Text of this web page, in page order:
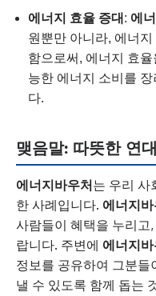
에너지 효율 증대 : 에
원뿐만 아니라, 에너
함으로써, 에너지 효
능한 에너지 소비를
다.
맺음말: 따뜻한 연
에너지바우처는 우리 사
한 사례입니다. 에너지바
사람들이 혜택을 누리고
랍니다. 주변에 에너지바
정보를 공유하여 그분들
낼 수 있도록 함께 돕는